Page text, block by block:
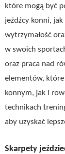
które mogą być
jeźdźcy konni,
wytrzymałość
w swoich
oraz praca nad
elementów,
konnym, jak i
technikach
aby uzyskać
Skarpety